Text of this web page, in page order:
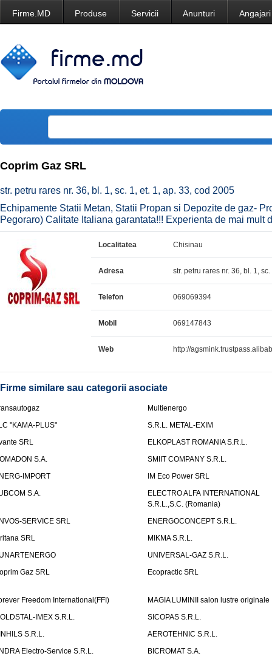
Firme.MD Produse Servicii Anunturi Angajari
Coprim Gaz SRL
str. petru rares nr. 36, bl. 1, sc. 1, et. 1, ap. 33, cod 2005
Echipamente Statii Metan, Statii Propan si Depozite de gaz-
Pegoraro) Calitate Italiana garantata!!! Experienta de mai mult
Localitatea Chisinau
Adresa str. petru rares nr. 36, bl. 1,
Telefon 069069394
Mobil 069147843
Web http://
Firme similare sau categorii asociate
Multienergo
"KAMA-PLUS"
S.R.L. METAL-EXIM
SRL
ELKOPLAST ROMANIA S.R.L.
S.A.
SMIIT COMPANY S.R.L.
IMPORT
IM Eco Power SRL
S.A.
ELECTRO ALFA INTERNATIONAL
S.R.L.,S.C. (Romania)
SERVICE SRL
ENERGOCONCEPT S.R.L.
SRL
MIKMA S.R.L.
UNIVERSAL-GAZ S.R.L.
Gaz SRL
Ecopractic SRL
Freedom International(FFI)
MAGIA LUMINII salon lustre originale
IMEX S.R.L.
SICOPAS S.R.L.
S.R.L.
AEROTEHNIC S.R.L.
Electro-Service S.R.L.
BICROMAT S.A.